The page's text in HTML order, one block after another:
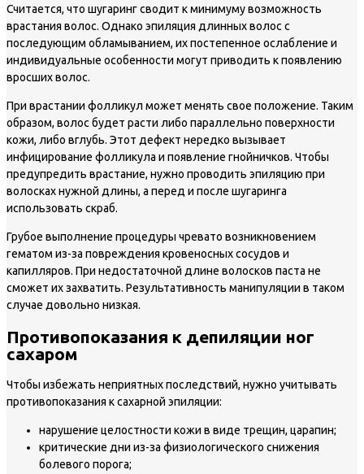
Считается, что шугаринг сводит к минимуму возможность
врастания волос. Однако эпиляция длинных волос с
последующим обламыванием, их постепенное ослабление и
индивидуальные особенности могут приводить к появлению
вросших волос.
При врастании фолликул может менять свое положение. Таким
образом, волос будет расти либо параллельно поверхности
кожи, либо вглубь. Этот дефект нередко вызывает
инфицирование фолликула и появление гнойничков. Чтобы
предупредить врастание, нужно проводить эпиляцию при
волосках нужной длины, а перед и после шугаринга
использовать скраб.
Грубое выполнение процедуры чревато возникновением
гематом из-за повреждения кровеносных сосудов и
капилляров. При недостаточной длине волосков паста не
сможет их захватить. Результативность манипуляции в таком
случае довольно низкая.
Противопоказания к депиляции ног
сахаром
Чтобы избежать неприятных последствий, нужно учитывать
противопоказания к сахарной эпиляции:
нарушение целостности кожи в виде трещин, царапин;
критические дни из-за физиологического снижения
болевого порога;